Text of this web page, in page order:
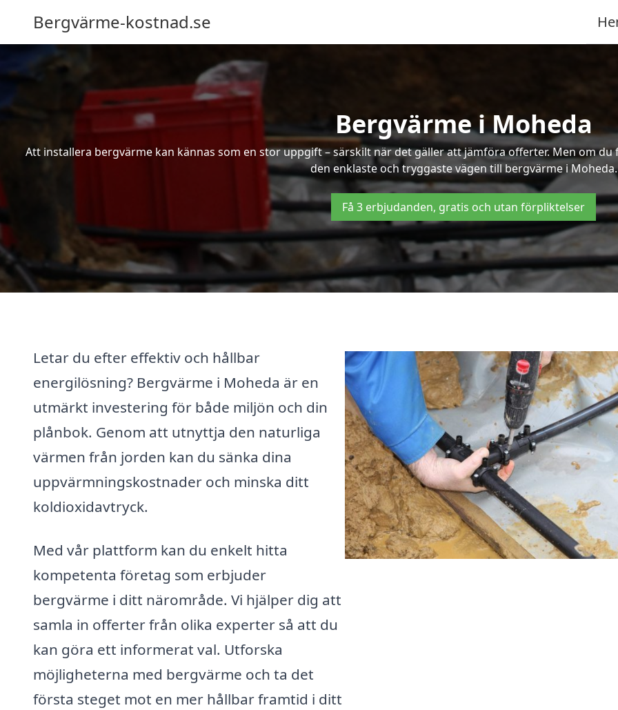
Bergvärme-kostnad.se
Bergvärme i Moheda
Att installera bergvärme kan kännas som en stor uppgift – särskilt när det gäller att jämföra offerter. Men om
den enklaste och tryggaste vägen till bergvärme i Moheda.
Få 3 erbjudanden, gratis och utan förpliktelser
Letar du efter effektiv och hållbar
energilösning? Bergvärme i Moheda är en
utmärkt investering för både miljön och din
plånbok. Genom att utnyttja den naturliga
värmen från jorden kan du sänka dina
uppvärmningskostnader och minska ditt
koldioxidavtryck.
Med vår plattform kan du enkelt hitta
kompetenta företag som erbjuder
bergvärme i ditt närområde. Vi hjälper dig att
samla in offerter från olika experter så att du
kan göra ett informerat val. Utforska
möjligheterna med bergvärme och ta det
första steget mot en mer hållbar framtid i ditt